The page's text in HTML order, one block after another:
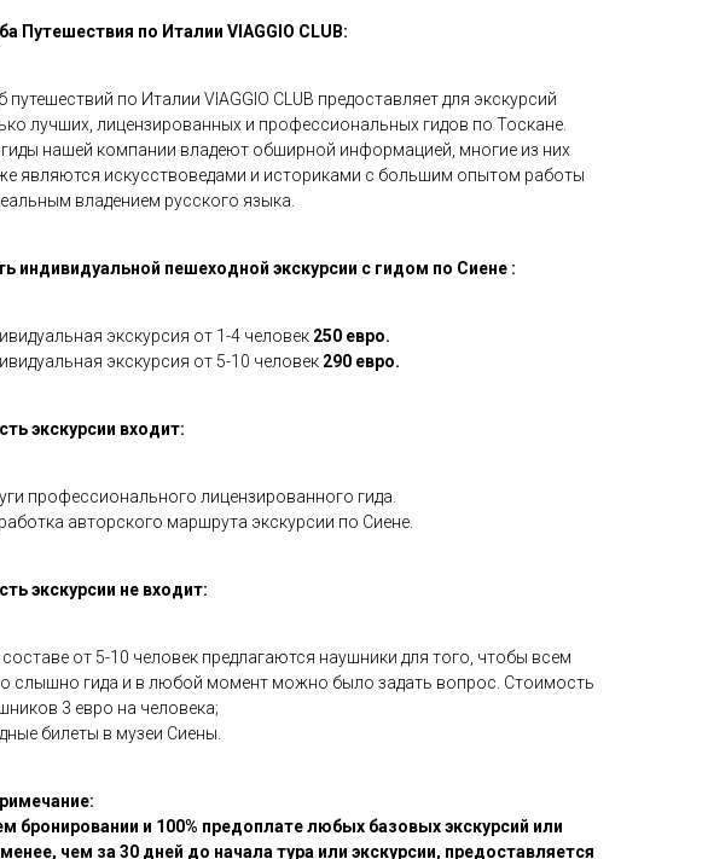
Путешествия по Италии VIAGGIO CLUB:
путешествий по Италии VIAGGIO CLUB предоставляет для экскурсий
лучших, лицензированных и профессиональных гидов по Тоскане.
гиды нашей компании владеют обширной информацией, многие из них
являются искусствоведами и историками с большим опытом работы
владением русского языка.
индивидуальной пешеходной экскурсии с гидом по Сиене :
экскурсия от 1-4 человек 250 евро.
экскурсия от 5-10 человек 290 евро.
экскурсии входит:
профессионального лицензированного гида.
авторского маршрута экскурсии по Сиене.
экскурсии не входит:
составе от 5-10 человек предлагаются наушники для того, чтобы всем
слышно гида и в любой момент можно было задать вопрос. Стоимость
3 евро на человека;
билеты в музеи Сиены.
бронировании и 100% предоплате любых базовых экскурсий или
чем за 30 дней до начала тура или экскурсии, предоставляется